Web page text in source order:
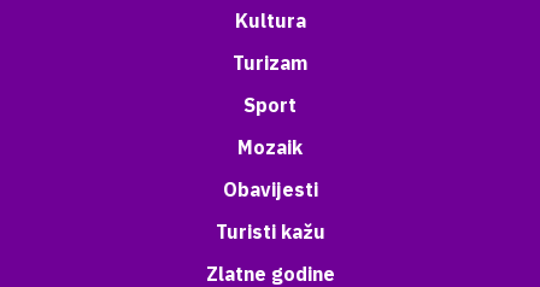
Kultura
Turizam
Sport
Mozaik
Obavijesti
Turisti kažu
Zlatne godine